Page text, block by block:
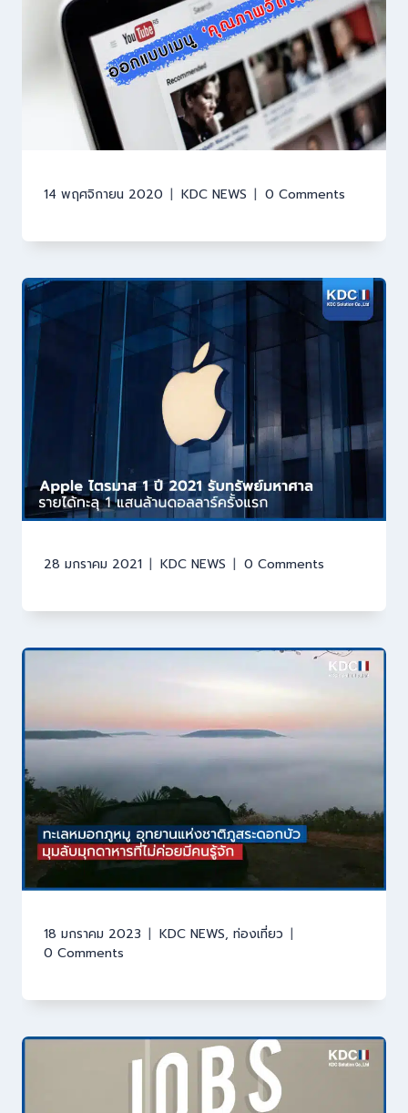
14 พฤศจิกายน 2020 KDC NEWS 0 Comments
28 มกราคม 2021 KDC NEWS 0 Comments
18 มกราคม 2023 KDC NEWS, ท่องเที่ยว
0 Comments